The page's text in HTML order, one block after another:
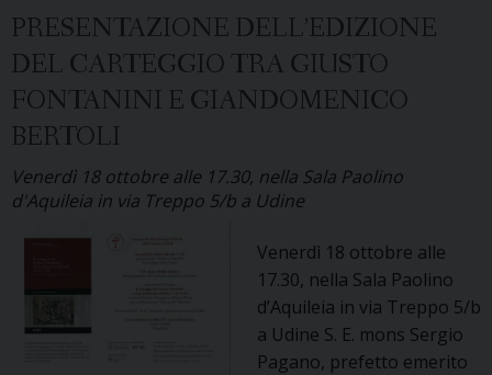
PRESENTAZIONE DELL’EDIZIONE
DEL CARTEGGIO TRA GIUSTO
FONTANINI E GIANDOMENICO
BERTOLI
Venerdì 18 ottobre alle 17.30, nella Sala Paolino
d'Aquileia in via Treppo 5/b a Udine
Venerdì 18 ottobre alle
17.30, nella Sala Paolino
d’Aquileia in via Treppo 5/b
a Udine S. E. mons Sergio
Pagano, prefetto emerito